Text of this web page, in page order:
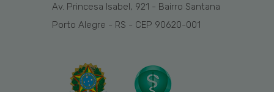
Av. Princesa Isabel, 921 - Bairro Santana
Porto Alegre - RS - CEP 90620-001